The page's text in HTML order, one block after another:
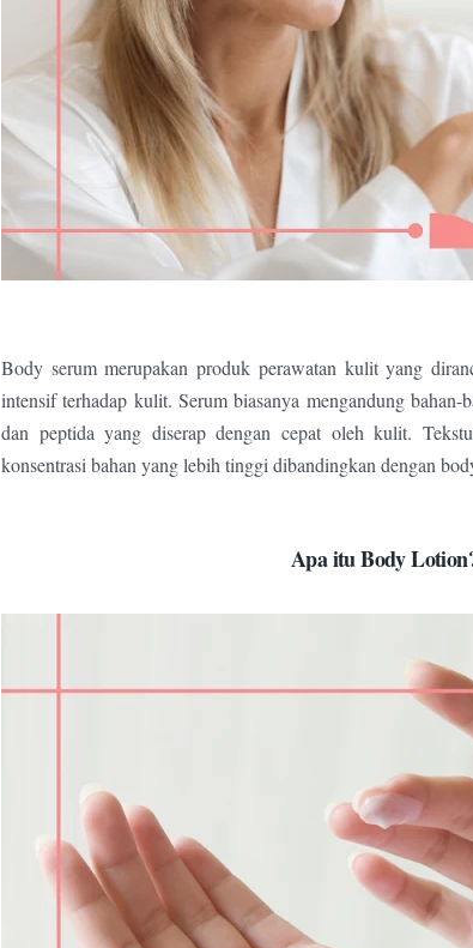
Body serum merupakan produk perawatan kulit yang
intensif terhadap kulit. Serum biasanya mengandung
dan peptida yang diserap dengan cepat oleh kulit.
konsentrasi bahan yang lebih tinggi dibandingkan dengan
Apa itu Body